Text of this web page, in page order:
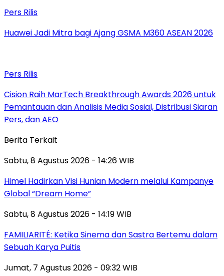
Pers Rilis
Huawei Jadi Mitra bagi Ajang GSMA M360 ASEAN 2026
Pers Rilis
Cision Raih MarTech Breakthrough Awards 2026 untuk
Pemantauan dan Analisis Media Sosial, Distribusi Siaran
Pers, dan AEO
Berita Terkait
Sabtu, 8 Agustus 2026 - 14:26 WIB
Himel Hadirkan Visi Hunian Modern melalui Kampanye
Global “Dream Home”
Sabtu, 8 Agustus 2026 - 14:19 WIB
FAMILIARITÉ: Ketika Sinema dan Sastra Bertemu dalam
Sebuah Karya Puitis
Jumat, 7 Agustus 2026 - 09:32 WIB